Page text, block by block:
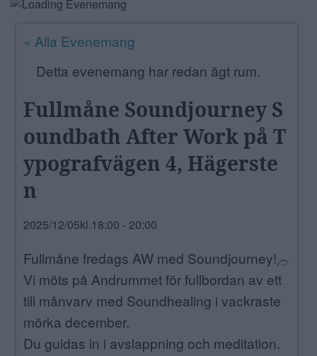
NÄRINGSLIV
« Alla Evenemang
Detta evenemang har redan ägt rum.
Fullmåne Soundjourney S
oundbath After Work på T
ypografvägen 4, Hägerste
n
2025/12/05kl.18:00 - 20:00
Fullmåne fredags AW med Soundjourney!
Vi möts på Andrummet för fullbordan av ett
till månvarv med Soundhealing i vackraste
mörka december.
Du guidas in i avslappning och meditation.